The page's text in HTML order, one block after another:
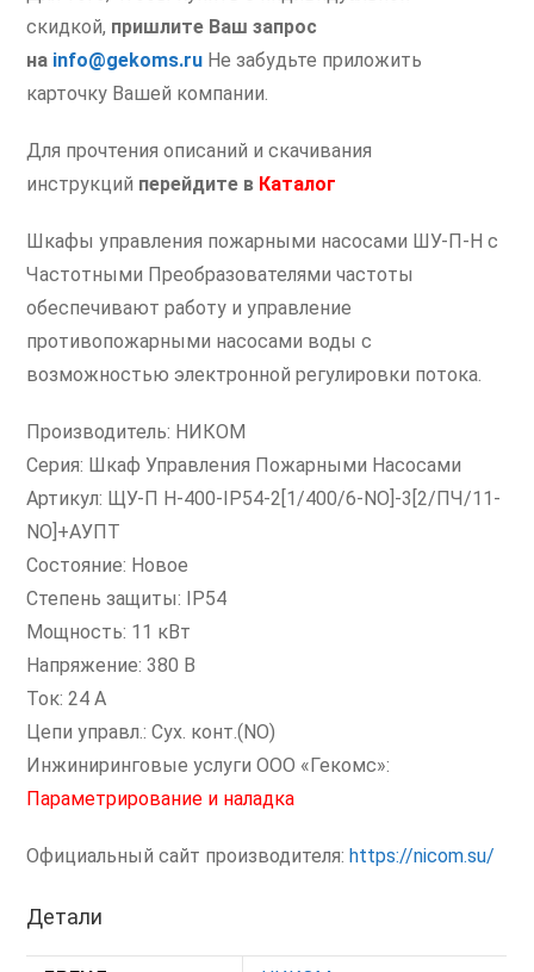
скидкой, пришлите Ваш запрос
на info@gekoms.ru Не забудьте приложить
карточку Вашей компании.
Для прочтения описаний и скачивания
инструкций перейдите в Каталог
Шкафы управления пожарными насосами ШУ-П-Н с
Частотными Преобразователями частоты
обеспечивают работу и управление
противопожарными насосами воды с
возможностью электронной регулировки потока.
Производитель: НИКОМ
Серия: Шкаф Управления Пожарными Насосами
Артикул: ЩУ-П Н-400-IP54-2[1/400/6-NO]-3[2/ПЧ/11-
NO]+АУПТ
Состояние: Новое
Степень защиты: IP54
Мощность: 11 кВт
Напряжение: 380 В
Ток: 24 А
Цепи управл.: Сух. конт.(NO)
Инжиниринговые услуги ООО «Гекомс»:
Параметрирование и наладка
Официальный сайт производителя:https://nicom.su/
Детали